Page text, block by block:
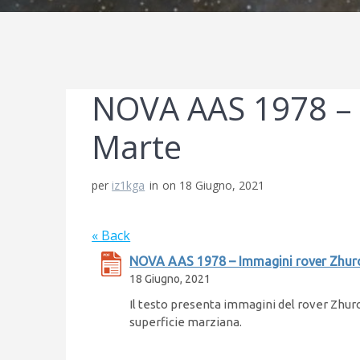
NOVA AAS 1978
Marte
per iz1kga in on 18 Giugno, 2021
« Back
NOVA AAS 1978 – Immagini rover
18 Giugno, 2021
Il testo presenta immagini del rover
superficie marziana.